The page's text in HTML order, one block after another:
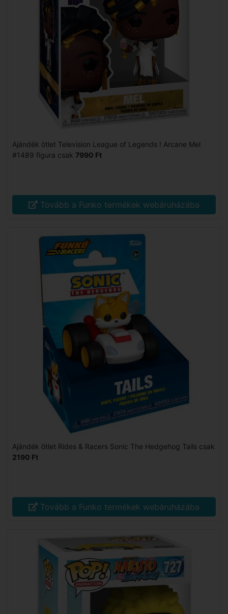
Ajándék ötlet Television League of Legends ! Arcane Mel
#1489 figura csak 7990 Ft
Tovább a Funko termékek webáruházába
Ajándék ötlet Rides & Racers Sonic The Hedgehog Tails csak
2190 Ft
Tovább a Funko termékek webáruházába